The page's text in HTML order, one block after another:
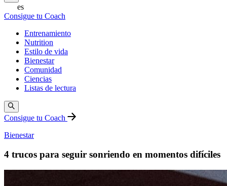
es
Consigue tu Coach
Entrenamiento
Nutrition
Estilo de vida
Bienestar
Comunidad
Ciencias
Listas de lectura
Consigue tu Coach
Bienestar
4 trucos para seguir sonriendo en momentos difíciles